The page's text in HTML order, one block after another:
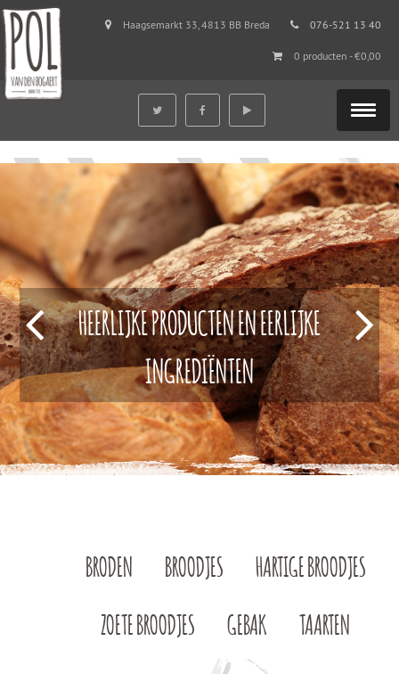
Haagsemarkt 33, 4813 BB Breda 076-521 13 40
0 producten -€0,00
HEERLIJKE PRODUCTEN EN EERLIJKE
INGREDIËNTEN
BRODEN BROODJES HARTIGE BROODJES
ZOETE BROODJES GEBAK TAARTEN